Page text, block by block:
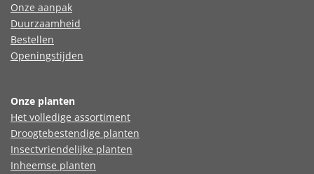
Onze aanpak
Duurzaamheid
Bestellen
Openingstijden
Onze planten
Het volledige assortiment
Droogtebestendige planten
Insectvriendelijke planten
Inheemse planten